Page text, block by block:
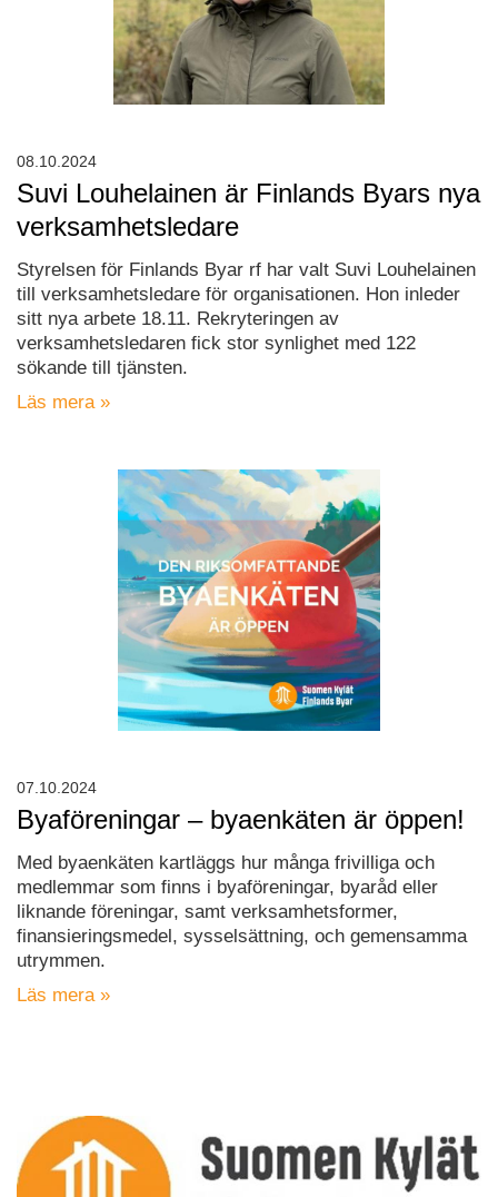
Suvi Louhelainen är Finlands Byars nya
verksamhetsledare
Styrelsen för Finlands Byar rf har valt Suvi Louhelainen
till verksamhetsledare för organisationen. Hon inleder
sitt nya arbete 18.11. Rekryteringen av
verksamhetsledaren fick stor synlighet med 122
sökande till tjänsten.
Läs mera »
08.10.2024
Byaföreningar – byaenkäten är öppen!
Med byaenkäten kartläggs hur många frivilliga och
medlemmar som finns i byaföreningar, byaråd eller
liknande föreningar, samt verksamhetsformer,
finansieringsmedel, sysselsättning, och gemensamma
utrymmen.
Läs mera »
07.10.2024